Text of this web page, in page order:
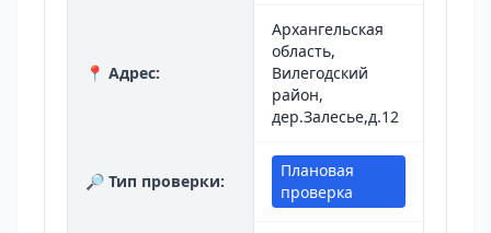
📍 Адрес:
Архангельская
область,
Вилегодский
район,
дер.Залесье,д.12
🔎 Тип проверки:
Плановая
проверка